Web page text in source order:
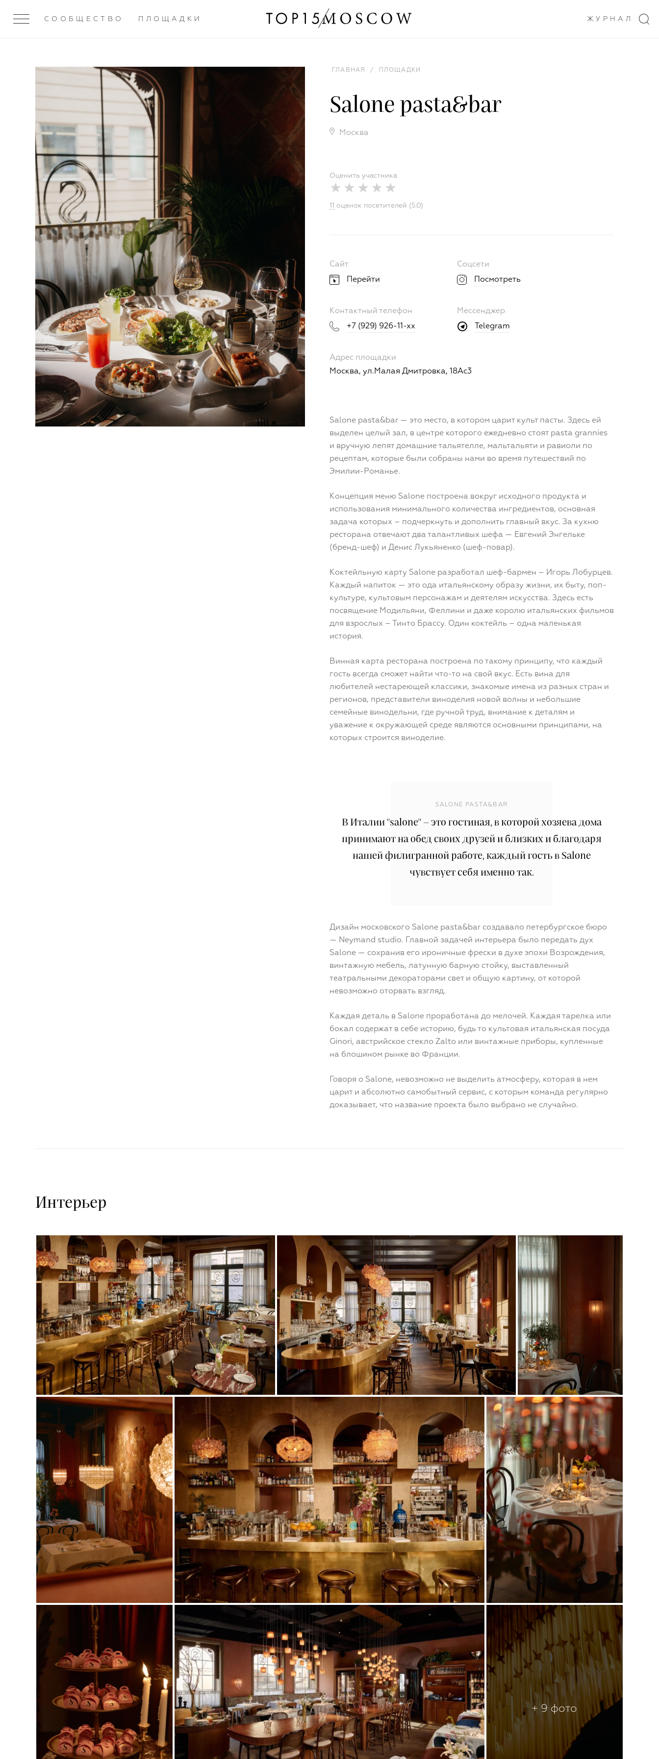
СООБЩЕСТВО ПЛОЩАДКИ ЖУРНАЛ
ГЛАВНАЯ / ПЛОЩАДКИ
Salone pasta&bar
Москва
Оценить участника
11 оценок посетителей (5.0)
Сайт
Перейти
Соцсети
Посмотреть
Контактный телефон
+7 (929) 926-11-xx
Мессенджер
Telegram
Адрес площадки
Москва, ул.Малая Дмитровка, 18Ас3
Salone pasta&bar — это место, в котором царит культ пасты. Здесь ей
выделен целый зал, в центре которого ежедневно стоят pasta grannies
и вручную лепят домашние тальятелле, мальтальяти и равиоли по
рецептам, которые были собраны нами во время путешествий по
Эмилии-Романье.
Концепция меню Salone построена вокруг исходного продукта и
использования минимального количества ингредиентов, основная
задача которых – подчеркнуть и дополнить главный вкус. За кухню
ресторана отвечают два талантливых шефа — Евгений Энгельке
(бренд-шеф) и Денис Лукьяненко (шеф-повар).
Коктейльную карту Salone разработал шеф-бармен – Игорь Лобурцев.
Каждый напиток — это ода итальянскому образу жизни, их быту, поп-
культуре, культовым персонажам и деятелям искусства. Здесь есть
посвящение Модильяни, Феллини и даже королю итальянских фильмов
для взрослых – Тинто Брассу. Один коктейль – одна маленькая
история.
Винная карта ресторана построена по такому принципу, что каждый
гость всегда сможет найти что-то на свой вкус. Есть вина для
любителей нестареющей классики, знакомые имена из разных стран и
регионов, представители виноделия новой волны и небольшие
семейные винодельни, где ручной труд, внимание к деталям и
уважение к окружающей среде являются основными принципами, на
которых строится виноделие.
SALONE PASTA&BAR
В Италии "salone" – это гостиная, в которой хозяева дома
принимают на обед своих друзей и близких и благодаря
нашей филигранной работе, каждый гость в Salone
чувствует себя именно так.
Дизайн московского Salone pasta&bar создавало петербургское бюро
— Neymand studio. Главной задачей интерьера было передать дух
Salone — сохранив его ироничные фрески в духе эпохи Возрождения,
винтажную мебель, латунную барную стойку, выставленный
театральными декораторами свет и общую картину, от которой
невозможно оторвать взгляд.
Каждая деталь в Salone проработана до мелочей. Каждая тарелка или
бокал содержат в себе историю, будь то культовая итальянская посуда
Ginori, австрийское стекло Zalto или винтажные приборы, купленные
на блошином рынке во Франции.
Говоря о Salone, невозможно не выделить атмосферу, которая в нем
царит и абсолютно самобытный сервис, с которым команда регулярно
доказывает, что название проекта было выбрано не случайно.
Интерьер
+ 9 фото